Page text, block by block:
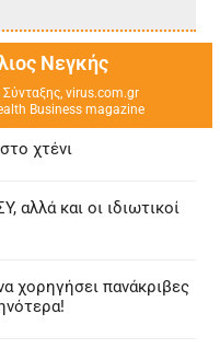
Νεγκής
Σύνταξης, virus.com.gr
Business magazine
χτένι
αλλά και οι ιδιωτικοί
χορηγήσει πανάκριβες